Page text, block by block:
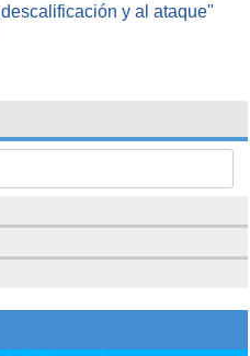
descalificación y al ataque"